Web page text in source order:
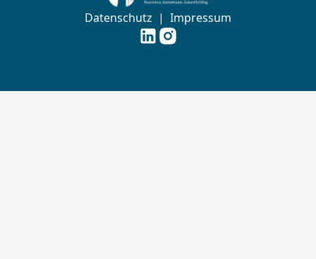
Datenschutz | Impressum